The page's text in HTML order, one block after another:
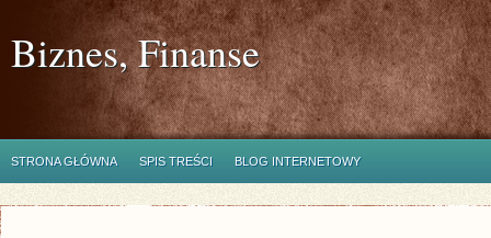
Biznes, Finanse
STRONA GŁÓWNA SPIS TREŚCI BLOG INTERNETOWY